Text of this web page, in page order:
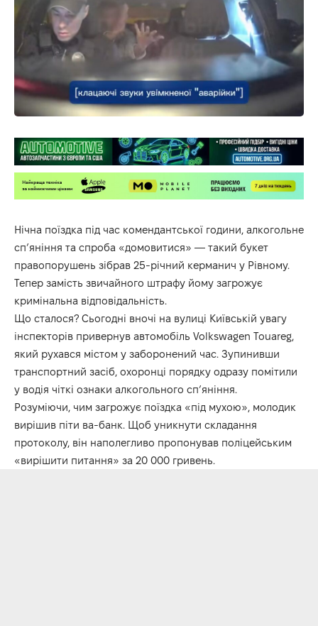
Нічна поїздка під час комендантської години, алкогольне
сп’яніння та спроба «домовитися» — такий букет
правопорушень зібрав 25-річний керманич у Рівному.
Тепер замість звичайного штрафу йому загрожує
кримінальна відповідальність.
Що сталося? Сьогодні вночі на вулиці Київській увагу
інспекторів привернув автомобіль Volkswagen Touareg,
який рухався містом у заборонений час. Зупинивши
транспортний засіб, охоронці порядку одразу помітили
у водія чіткі ознаки алкогольного сп’яніння.
Розуміючи, чим загрожує поїздка «під мухою», молодик
вирішив піти ва-банк. Щоб уникнути складання
протоколу, він наполегливо пропонував поліцейським
«вирішити питання» за 20 000 гривень.